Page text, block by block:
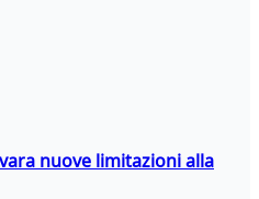
nuove limitazioni alla